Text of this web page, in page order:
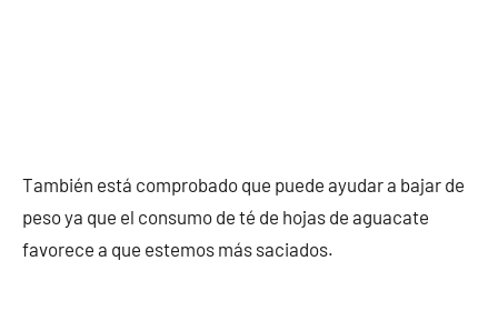
También está comprobado que puede ayudar a bajar de
peso ya que el consumo de té de hojas de aguacate
favorece a que estemos más saciados.